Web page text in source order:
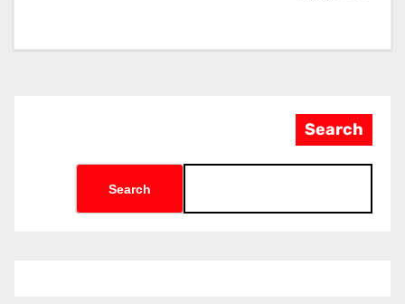
Search
Search